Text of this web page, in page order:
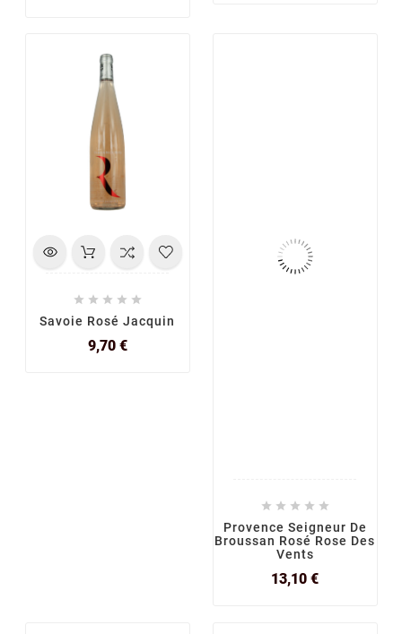
    
Savoie Rosé Jacquin
9,70 €Prix
    
Provence Seigneur De
Broussan Rosé Rose Des
Vents
13,10 €Prix